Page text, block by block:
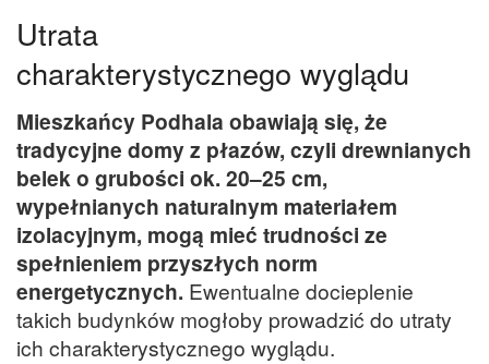
Utrata
charakterystycznego wyglądu
Mieszkańcy Podhala obawiają się, że
tradycyjne domy z płazów, czyli drewnianych
belek o grubości ok. 20–25 cm,
wypełnianych naturalnym materiałem
izolacyjnym, mogą mieć trudności ze
spełnieniem przyszłych norm
energetycznych. Ewentualne docieplenie
takich budynków mogłoby prowadzić do utraty
ich charakterystycznego wyglądu.